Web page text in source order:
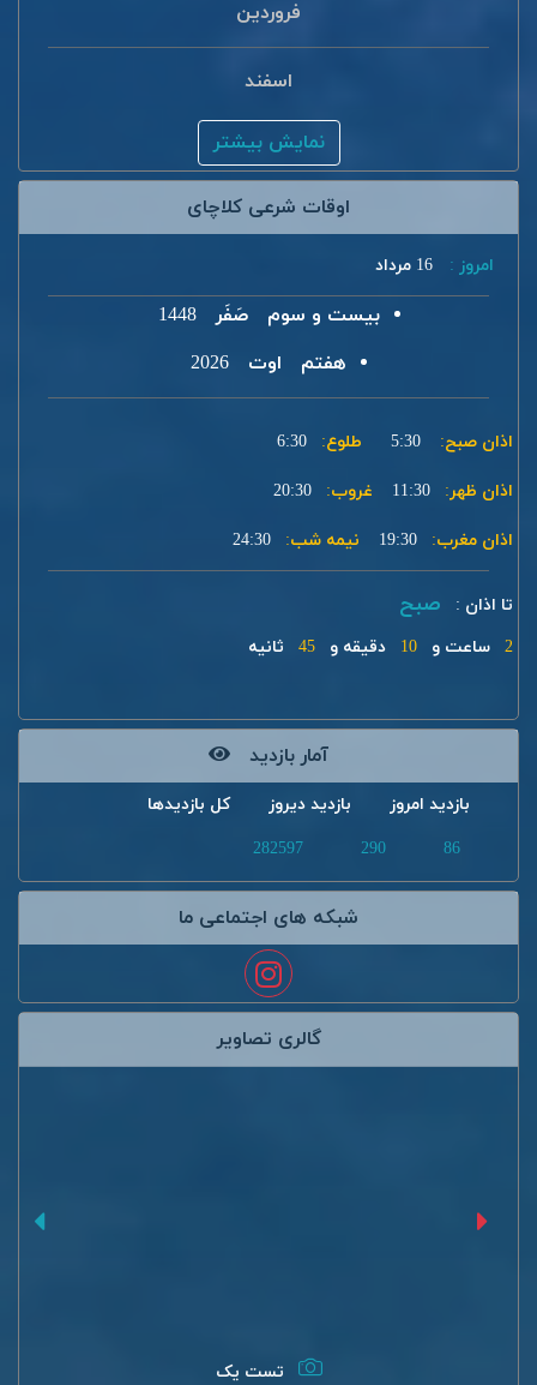
فروردین
اسفند
نمایش بیشتر
اوقات شرعی کلاچای
امروز :
بیست و سوم صَفَر
1448
هفتم
اوت 2026
اذان صبح: 5:30 طلوع: 6:30
اذان ظهر: 11:30 غروب: 20:30
اذان مغرب: 19:30 نیمه شب: 24:30
تا اذان : صبح
2 ساعت و 10 دقیقه و 45 ثانیه
آمار بازدید
بازدید امروز بازدید دیروز
کل بازدیدها
86
290
282597
شبکه های اجتماعی ما
گالری تصاویر
تست یک